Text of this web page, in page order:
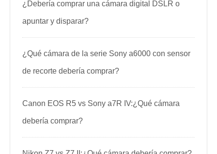
¿Debería comprar una cámara digital DSLR o
apuntar y disparar?
¿Qué cámara de la serie Sony a6000 con sensor
de recorte debería comprar?
Canon EOS R5 vs Sony a7R IV:¿Qué cámara
debería comprar?